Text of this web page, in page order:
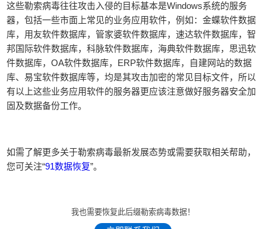
这些勒索病毒往往攻击入侵的目标基本是Windows系统的服务
器，包括一些市面上常见的业务应用软件，例如：金蝶软件数据
库，用友软件数据库，管家婆软件数据库，速达软件数据库，智
邦国际软件数据库，科脉软件数据库，海典软件数据库，思迅软
件数据库，OA软件数据库，ERP软件数据库，自建网站的数据
库、易宝软件数据库等，均是其攻击加密的常见目标文件，所以
有以上这些业务应用软件的服务器更应该注意做好服务器安全加
固及数据备份工作。
如需了解更多关于勒索病毒最新发展态势或需要获取相关帮助，
您可关注“91数据恢复”。
我也需要恢复此后缀勒索病毒数据！